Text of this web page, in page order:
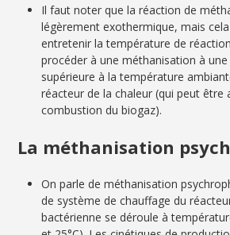
Il faut noter que la réaction de
légèrement exothermique, mais
entretenir la température de
procéder à une méthanisation à
supérieure à la température
réacteur de la chaleur (qui peut être
combustion du biogaz).
La méthanisation
On parle de méthanisation
de système de chauffage du
bactérienne se déroule à